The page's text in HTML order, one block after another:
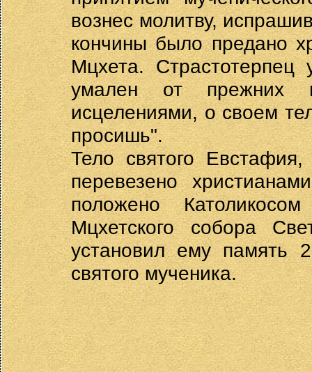
вознес молитву,
кончины было предано
Мцхета.
умален от прежних
исцелениями, о своем
просишь".
Тело святого
перевезено
положено
Мцхетского собора
установил ему память
святого мученика.